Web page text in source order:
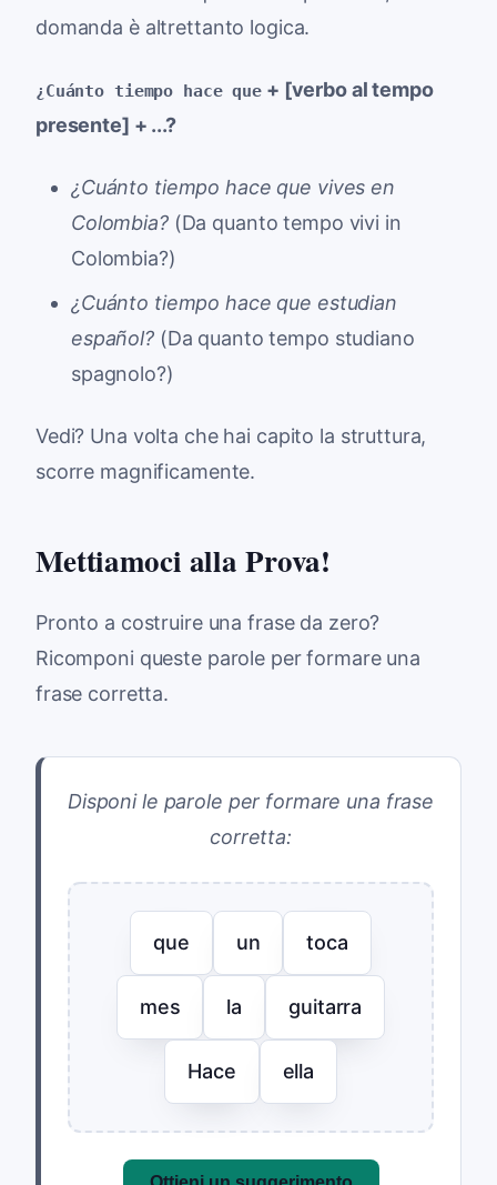
domanda è altrettanto logica.
¿Cuánto tiempo hace que + [verbo al tempo
presente] + ...?
¿Cuánto tiempo hace que vives en
Colombia?(Da quanto tempo vivi in
Colombia?)
¿Cuánto tiempo hace que estudian
español?(Da quanto tempo studiano
spagnolo?)
Vedi? Una volta che hai capito la struttura,
scorre magnificamente.
Mettiamoci alla Prova!
Pronto a costruire una frase da zero?
Ricomponi queste parole per formare una
frase corretta.
Disponi le parole per formare una frase
corretta:
que un toca
mes la guitarra
Hace ella